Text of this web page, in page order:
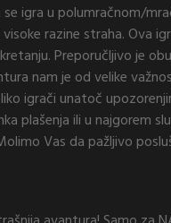
igra u polumračnom/
razine straha. Ova
Preporučljivo je
nam je od velike
igrači unatoč
plašenja ili u najgorem
Vas da pažljivo